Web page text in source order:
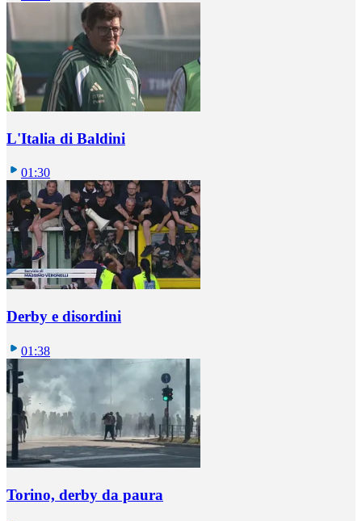
L'Italia di Baldini
01:30
Derby e disordini
01:38
Torino, derby da paura